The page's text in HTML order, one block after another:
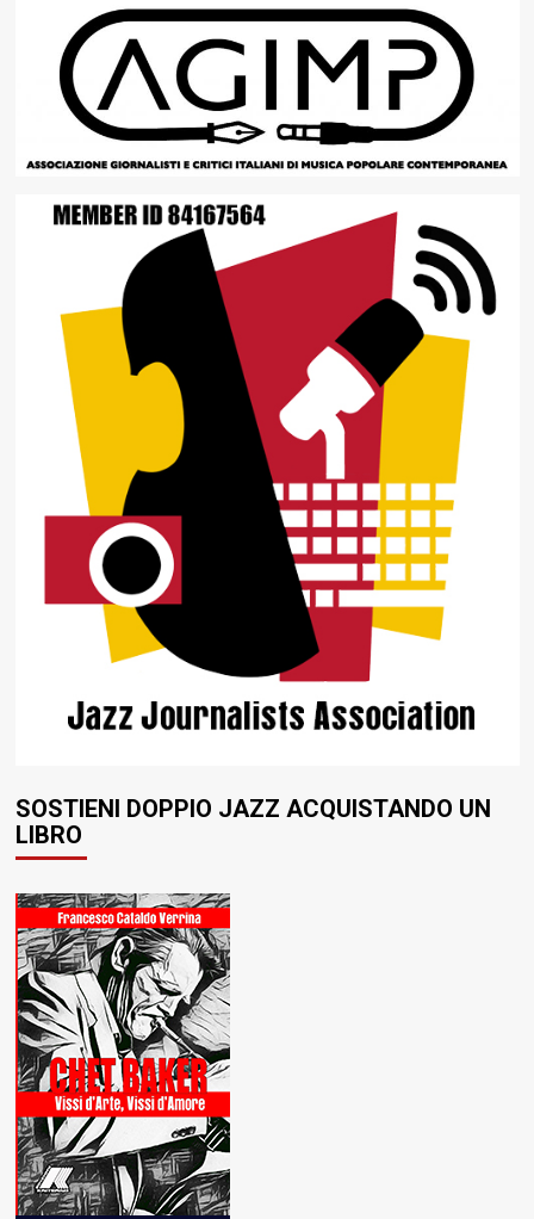
SOSTIENI DOPPIO JAZZ ACQUISTANDO UN
LIBRO